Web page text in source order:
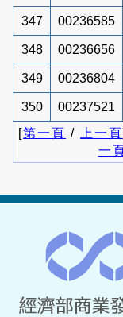
347 00236585
348 00236656
349 00236804
350 00237521
[第一頁 / 上一頁
一